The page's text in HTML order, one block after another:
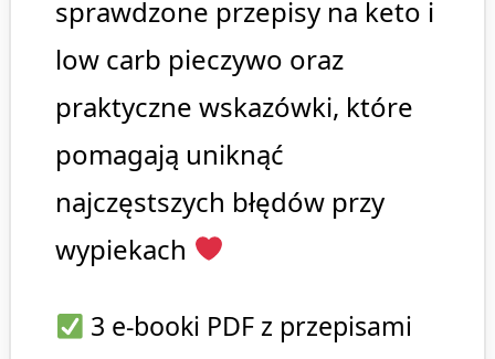
sprawdzone przepisy na keto i
low carb pieczywo oraz
praktyczne wskazówki, które
pomagają uniknąć
najczęstszych błędów przy
wypiekach
3 e-booki PDF z przepisami